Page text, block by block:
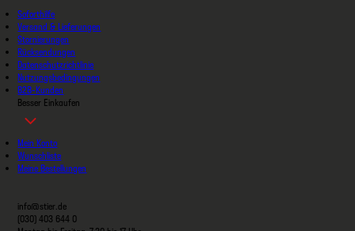
Soforthilfe
Versand & Lieferungen
Stornierungen
Rücksendungen
Datenschutzrichtlinie
Nutzungsbedingungen
B2B-Kunden
Besser Einkaufen
Mein Konto
Wunschliste
Meine Bestellungen
info@stier.de
(030) 403 644 0